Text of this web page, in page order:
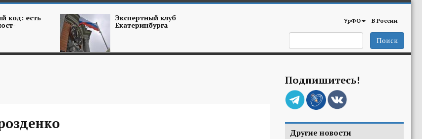
код: есть Экспертный клуб
Екатеринбурга УрФО В России
Поиск
Подпишитесь!
Другие новости